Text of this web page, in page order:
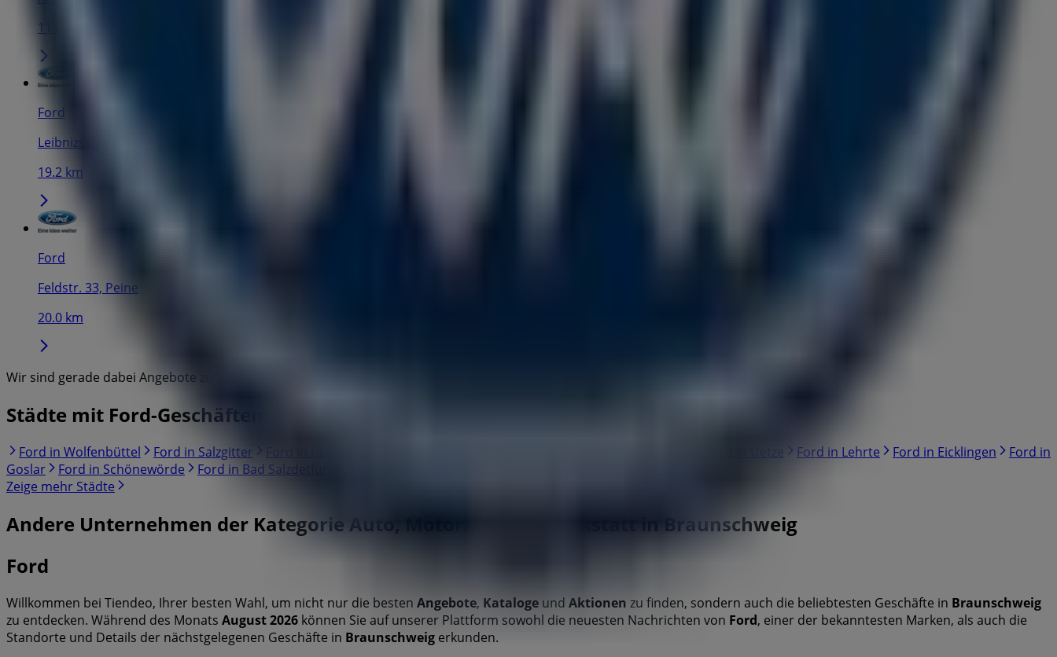
11.0 km
Ford
Leibnizstr. 17, Salzgitter
19.2 km
Ford
Feldstr. 33, Peine
20.0 km
Wir sind gerade dabei Angebote zu "Ford" zu veröffentlichen
Städte mit Ford-Geschäften
Ford in Wolfenbüttel Ford in Salzgitter Ford in Lehrte Ford in Eicklingen
Ford in
Goslar
Ford in Schönewörde
Ford in Bad Salzdetfurth
Zeige mehr Städte
Andere Unternehmen der Kategorie Auto, Motorrad und Werkstatt in Braunschweig
Ford
Willkommen bei Tiendeo, Ihrer besten Wahl, um nicht nur die besten Angebote, Kataloge und Aktionen zu finden, sondern auch die beliebtesten Geschäfte in Braunschweig
zu entdecken. Während des Monats August 2026 können Sie auf unserer Plattform sowohl die neuesten Nachrichten von Ford, einer der bekanntesten Marken, als auch die
Standorte und Details der nächstgelegenen Geschäfte in Braunschweig erkunden.